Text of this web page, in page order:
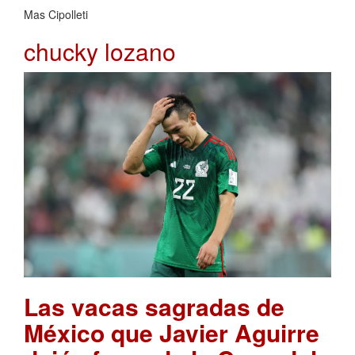
Mas Cipolleti
chucky lozano
Las vacas sagradas de
México que Javier Aguirre